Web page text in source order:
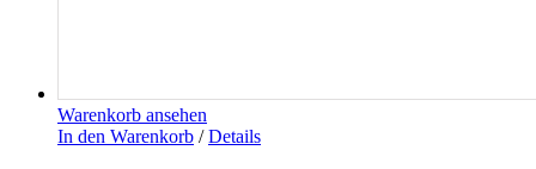
Warenkorb ansehen
In den Warenkorb / Details